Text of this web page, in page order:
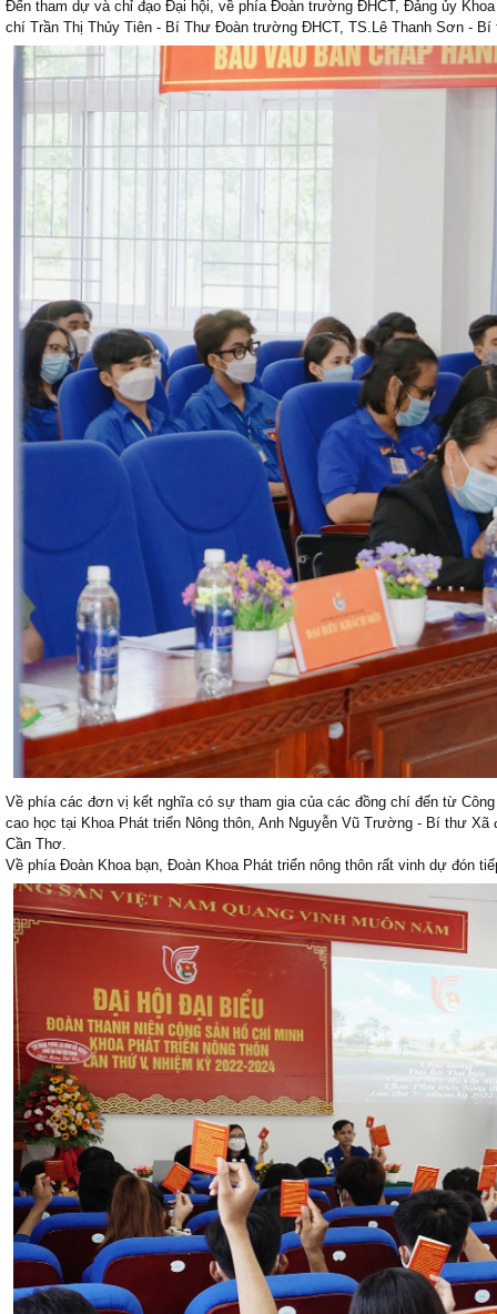
Đến tham dự và chỉ đạo Đại hội, về phía Đoàn trường ĐHCT, Đảng ủy
chí Trần Thị Thủy Tiên - Bí Thư Đoàn trường ĐHCT, TS.Lê Thanh Sơn -
Về phía các đơn vị kết nghĩa có sự tham gia của các đồng chí đến từ
cao học tại Khoa Phát triển Nông thôn, Anh Nguyễn Vũ Trường - Bí thư
Cần Thơ.
Về phía Đoàn Khoa bạn, Đoàn Khoa Phát triển nông thôn rất vinh dự đón